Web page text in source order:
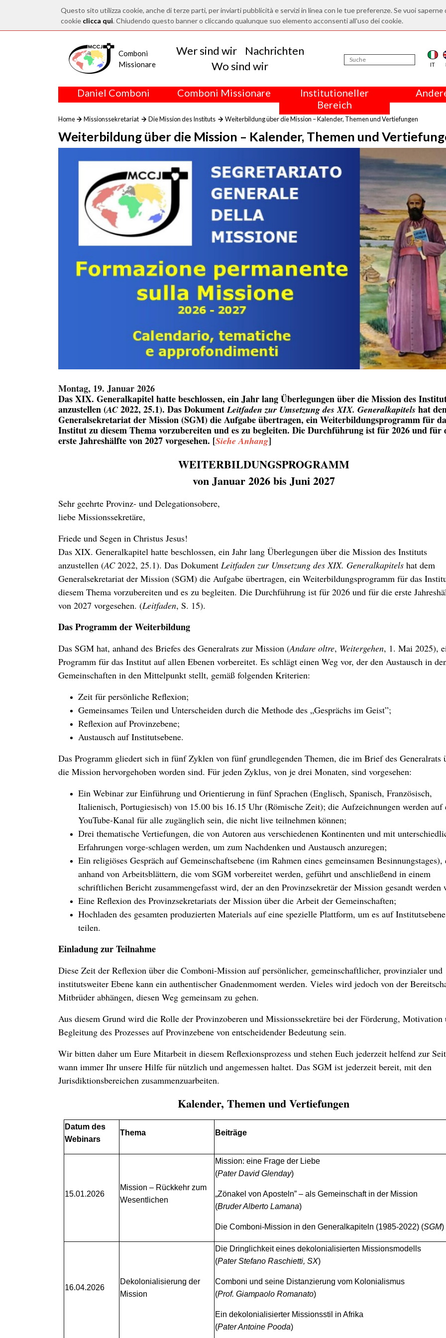
Questo sito utilizza cookie, anche di terze parti, per inviarti pubblicità e servizi in linea con le tue preferenze. Se vuoi
cookie clicca qui. Chiudendo questo banner o cliccando qualunque suo elemento acconsenti all'uso dei cookie.
Comboni
Missionare
Wer sind wir
Nachrichten
Wo sind wir
IT
Daniel Comboni Comboni Missionare
Institutioneller
Bereich
Home Missionssekretariat Die Mission des Instituts Weiterbildung über die Mission – Kalender, Themen und Vertiefungen
Weiterbildung über die Mission – Kalender, Themen und
Montag, 19. Januar 2026
Das XIX. Generalkapitel hatte beschlossen, ein Jahr lang Überlegungen über die Mission des
anzustellen (AC 2022, 25.1). Das DokumentLeitfaden zur Umsetzung des XIX. Generalkapitels hat
Generalsekretariat der Mission (SGM) die Aufgabe übertragen, ein Weiterbildungsprogramm für
Institut zu diesem Thema vorzubereiten und es zu begleiten. Die Durchführung ist für 2026 und für
erste Jahreshälfte von 2027 vorgesehen. [Siehe Anhang]
WEITERBILDUNGSPROGRAMM
von Januar 2026 bis Juni 2027
Sehr geehrte Provinz- und Delegationsobere,
liebe Missionssekretäre,
Friede und Segen in Christus Jesus!
Das XIX. Generalkapitel hatte beschlossen, ein Jahr lang Überlegungen über die Mission des Instituts
anzustellen (AC2022, 25.1). Das Dokument Leitfaden zur Umsetzung des XIX. Generalkapitels hat dem
Generalsekretariat der Mission (SGM) die Aufgabe übertragen, ein Weiterbildungsprogramm für das
diesem Thema vorzubereiten und es zu begleiten. Die Durchführung ist für 2026 und für die erste
von 2027 vorgesehen. (Leitfaden, S. 15).
Das Programm der Weiterbildung
Das SGM hat, anhand des Briefes des Generalrats zur Mission (Andare oltre, Weitergehen, 1. Mai 2025),
Programm für das Institut auf allen Ebenen vorbereitet. Es schlägt einen Weg vor, der den Austausch in
Gemeinschaften in den Mittelpunkt stellt, gemäß folgenden Kriterien:
Zeit für persönliche Reflexion;
Gemeinsames Teilen und Unterscheiden durch die Methode des „Gesprächs im Geist”;
Reflexion auf Provinzebene;
Austausch auf Institutsebene.
Das Programm gliedert sich in fünf Zyklen von fünf grundlegenden Themen, die im Brief des Generalrats
die Mission hervorgehoben worden sind. Für jeden Zyklus, von je drei Monaten, sind vorgesehen:
Ein Webinar zur Einführung und Orientierung in fünf Sprachen (Englisch, Spanisch, Französisch,
Italienisch, Portugiesisch) von 15.00 bis 16.15 Uhr (Römische Zeit); die Aufzeichnungen werden auf
YouTube-Kanal für alle zugänglich sein, die nicht live teilnehmen können;
Drei thematische Vertiefungen, die von Autoren aus verschiedenen Kontinenten und mit
Erfahrungen vorge-schlagen werden, um zum Nachdenken und Austausch anzuregen;
Ein religiöses Gespräch auf Gemeinschaftsebene (im Rahmen eines gemeinsamen Besinnungstages),
anhand von Arbeitsblättern, die vom SGM vorbereitet werden, geführt und anschließend in einem
schriftlichen Bericht zusammengefasst wird, der an den Provinzsekretär der Mission gesandt werden
Eine Reflexion des Provinzsekretariats der Mission über die Arbeit der Gemeinschaften;
Hochladen des gesamten produzierten Materials auf eine spezielle Plattform, um es auf
teilen.
Einladung zur Teilnahme
Diese Zeit der Reflexion über die Comboni-Mission auf persönlicher, gemeinschaftlicher, provinzialer und
institutsweiter Ebene kann ein authentischer Gnadenmoment werden. Vieles wird jedoch von der
Mitbrüder abhängen, diesen Weg gemeinsam zu gehen.
Aus diesem Grund wird die Rolle der Provinzoberen und Missionssekretäre bei der Förderung, Motivation
Begleitung des Prozesses auf Provinzebene von entscheidender Bedeutung sein.
Wir bitten daher um Eure Mitarbeit in diesem Reflexionsprozess und stehen Euch jederzeit helfend zur
wann immer Ihr unsere Hilfe für nützlich und angemessen haltet. Das SGM ist jederzeit bereit, mit den
Jurisdiktionsbereichen zusammenzuarbeiten.
Kalender, Themen und Vertiefungen
Datum des
Webinars
Thema Beiträge
15.01.2026
Mission – Rückkehr zum
Wesentlichen
Mission: eine Frage der Liebe
(Pater David Glenday)
„Zönakel von Aposteln” – als Gemeinschaft in der Mission
(Bruder Alberto Lamana)
Die Comboni-Mission in den Generalkapiteln (1985-2022) (SGM)
16.04.2026
Dekolonialisierung der
Mission
Die Dringlichkeit eines dekolonialisierten Missionsmodells
(Pater Stefano Raschietti, SX)
Comboni und seine Distanzierung vom Kolonialismus
(Prof. Giampaolo Romanato)
Ein dekolonialisierter Missionsstil in Afrika
(Pater Antoine Pooda)